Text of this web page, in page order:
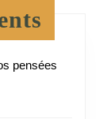
pensées